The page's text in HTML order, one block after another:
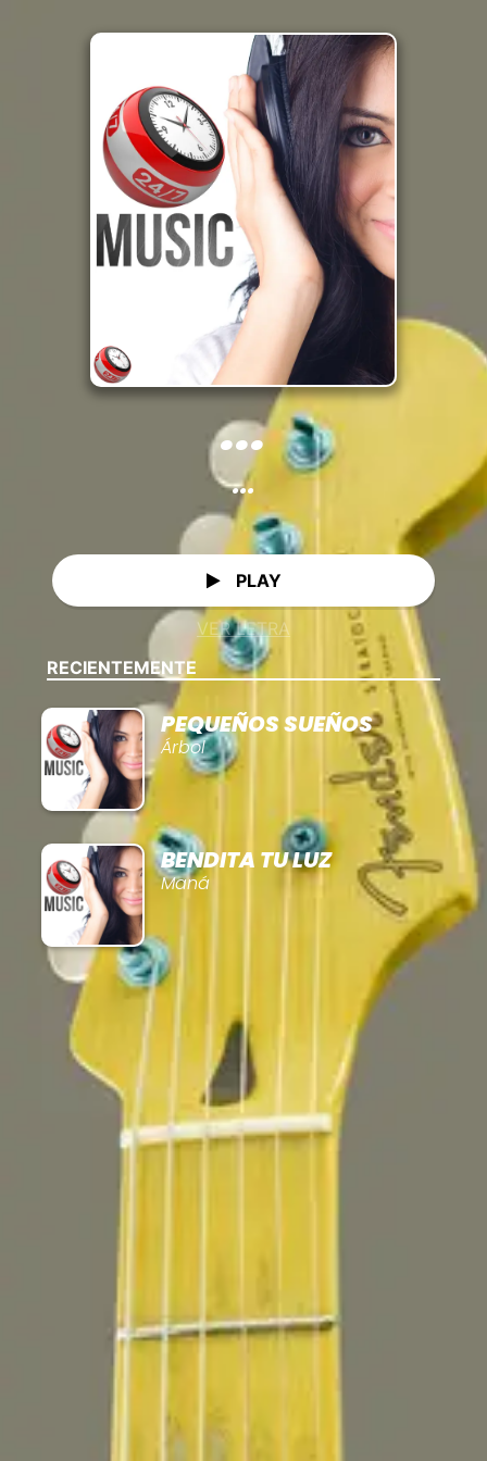
...
...
PLAY
VER LETRA
RECIENTEMENTE
PEQUEÑOS SUEÑOS
Árbol
BENDITA TU LUZ
Maná